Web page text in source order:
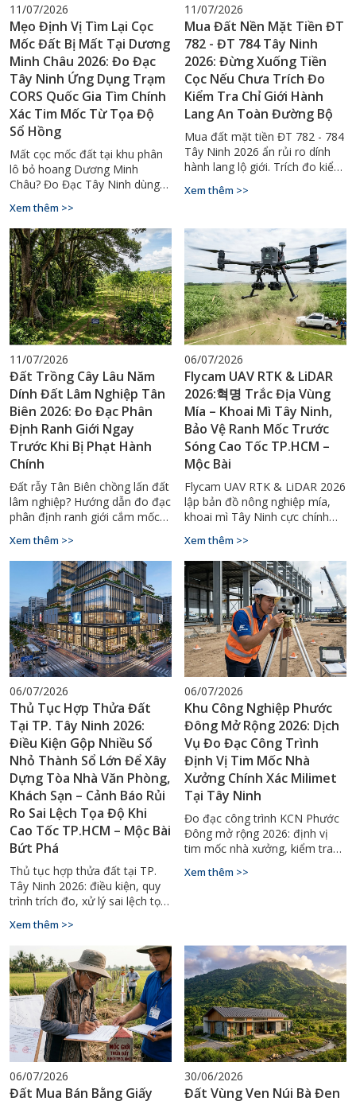
11/07/2026
Mẹo Định Vị Tìm Lại Cọc
Mốc Đất Bị Mất Tại Dương
Minh Châu 2026: Đo Đạc
Tây Ninh Ứng Dụng Trạm
CORS Quốc Gia Tìm Chính
Xác Tim Mốc Từ Tọa Độ
Sổ Hồng
Mất cọc mốc đất tại khu phân
lô bỏ hoang Dương Minh
Châu? Đo Đạc Tây Ninh dùng
chính xác tuyệt đối. Gọi
0929.88.66.99.
Xem thêm >>
11/07/2026
Mua Đất Nền Mặt Tiền ĐT
782 - ĐT 784 Tây Ninh
2026: Đừng Xuống Tiền
Cọc Nếu Chưa Trích Đo
Kiểm Tra Chỉ Giới Hành
Lang An Toàn Đường Bộ
Mua đất mặt tiền ĐT 782 - 784
Tây Ninh 2026 ẩn rủi ro dính
hành lang lộ giới. Trích đo kiểm
Tây Ninh - 0929.88.66.99.
Xem thêm >>
11/07/2026
Đất Trồng Cây Lâu Năm
Dính Đất Lâm Nghiệp Tân
Biên 2026: Đo Đạc Phân
Định Ranh Giới Ngay
Trước Khi Bị Phạt Hành
Chính
Đất rẫy Tân Biên chồng lấn đất
lâm nghiệp? Hướng dẫn đo đạc
phân định ranh giới cắm mốc
phạt. Gọi ngay 0929.88.66.99.
Xem thêm >>
06/07/2026
Flycam UAV RTK & LiDAR
2026:혁명 Trắc Địa Vùng
Mía – Khoai Mì Tây Ninh,
Bảo Vệ Ranh Mốc Trước
Sóng Cao Tốc TP.HCM –
Mộc Bài
Flycam UAV RTK & LiDAR 2026
lập bản đồ nông nghiệp mía,
khoai mì Tây Ninh cực chính
cao tốc Mộc Bài. Gọi
0929.88.66.99.
Xem thêm >>
06/07/2026
Thủ Tục Hợp Thửa Đất
Tại TP. Tây Ninh 2026:
Điều Kiện Gộp Nhiều Sổ
Nhỏ Thành Sổ Lớn Để Xây
Dựng Tòa Nhà Văn Phòng,
Khách Sạn – Cảnh Báo Rủi
Ro Sai Lệch Tọa Độ Khi
Cao Tốc TP.HCM – Mộc Bài
Bứt Phá
Thủ tục hợp thửa đất tại TP.
Tây Ninh 2026: điều kiện, quy
trình trích đo, xử lý sai lệch tọa
0929.88.66.99.
Xem thêm >>
06/07/2026
Khu Công Nghiệp Phước
Đông Mở Rộng 2026: Dịch
Vụ Đo Đạc Công Trình
Định Vị Tim Mốc Nhà
Xưởng Chính Xác Milimet
Tại Tây Ninh
Đo đạc công trình KCN Phước
Đông mở rộng 2026: định vị
tim mốc nhà xưởng, kiểm tra
thép chuẩn milimet. Gọi
Xem thêm >>
06/07/2026
Đất Mua Bán Bằng Giấy
30/06/2026
Đất Vùng Ven Núi Bà Đen